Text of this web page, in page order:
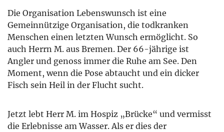
Die Organisation Lebenswunsch ist eine
Gemeinnützige Organisation, die todkranken
Menschen einen letzten Wunsch ermöglicht. So
auch Herrn M. aus Bremen. Der 66-jährige ist
Angler und genoss immer die Ruhe am See. Den
Moment, wenn die Pose abtaucht und ein dicker
Fisch sein Heil in der Flucht sucht.
Jetzt lebt Herr M. im Hospiz „Brücke“ und vermisst
die Erlebnisse am Wasser. Als er dies der